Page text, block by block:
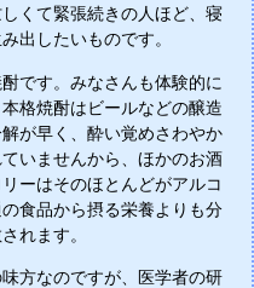
くて緊張続きの人ほど、寝
出したいものです。
です。みなさんも体験的に
格焼酎はビールなどの醸造
が早く、酔い覚めさわやか
いませんから、ほかのお酒
ーはそのほとんどがアルコ
食品から摂る栄養よりも分
れます。
方なのですが、医学者の研